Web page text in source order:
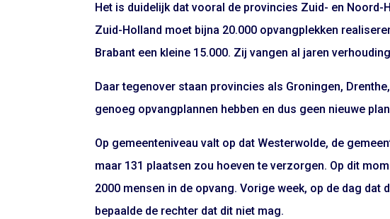
Het is duidelijk dat vooral de provincies Zuid- en Noord-
Zuid-Holland moet bijna 20.000 opvangplekken
Brabant een kleine 15.000. Zij vangen al jaren
Daar tegenover staan provincies als Groningen,
genoeg opvangplannen hebben en dus geen nieuwe
Op gemeenteniveau valt op dat Westerwolde, de
maar 131 plaatsen zou hoeven te verzorgen. Op dit
2000 mensen in de opvang. Vorige week, op de dag dat
bepaalde de rechter dat dit niet mag.